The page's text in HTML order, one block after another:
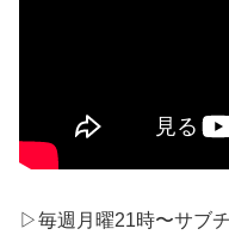
▷毎週月曜21時〜サブ